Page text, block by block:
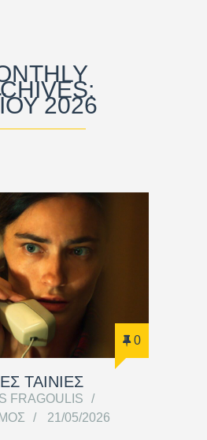
2026
0
ΤΑΙΝΙΕΣ
FRAGOULIS
21/05/2026